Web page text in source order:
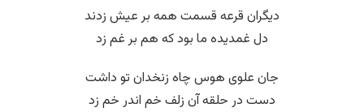
دیگران قرعه قسمت همه بر عیش زدند
دل غمدیده ما بود که هم بر غم زد
جان علوی هوس چاه زنخدان تو داشت
دست در حلقه آن زلف خم اندر خم زد